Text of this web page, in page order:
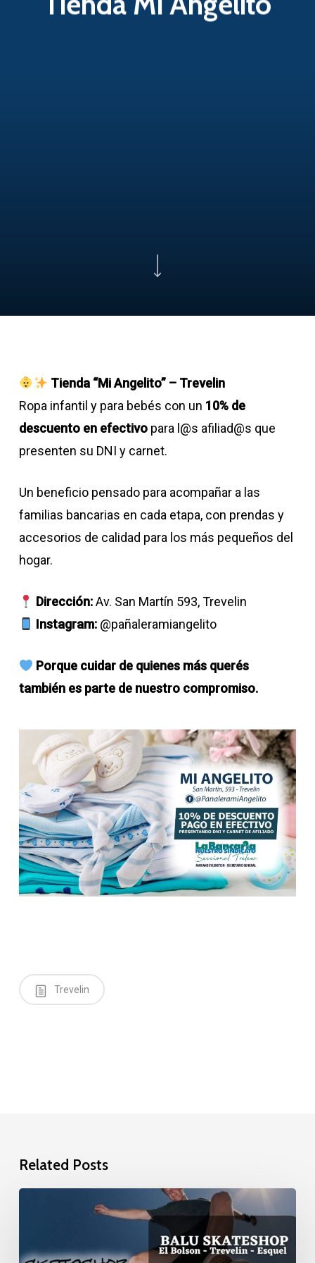
Tienda “Mi Angelito” – Trevelin
Ropa infantil y para bebés con un 10% de
descuento en efectivopara l@s afiliad@s que
presenten su DNI y carnet.
Un beneficio pensado para acompañar a las
familias bancarias en cada etapa, con prendas y
accesorios de calidad para los más pequeños del
hogar.
Dirección:Av. San Martín 593, Trevelin
Instagram: @pañaleramiangelito
Porque cuidar de quienes más querés
también es parte de nuestro compromiso.
Trevelin
Related Posts